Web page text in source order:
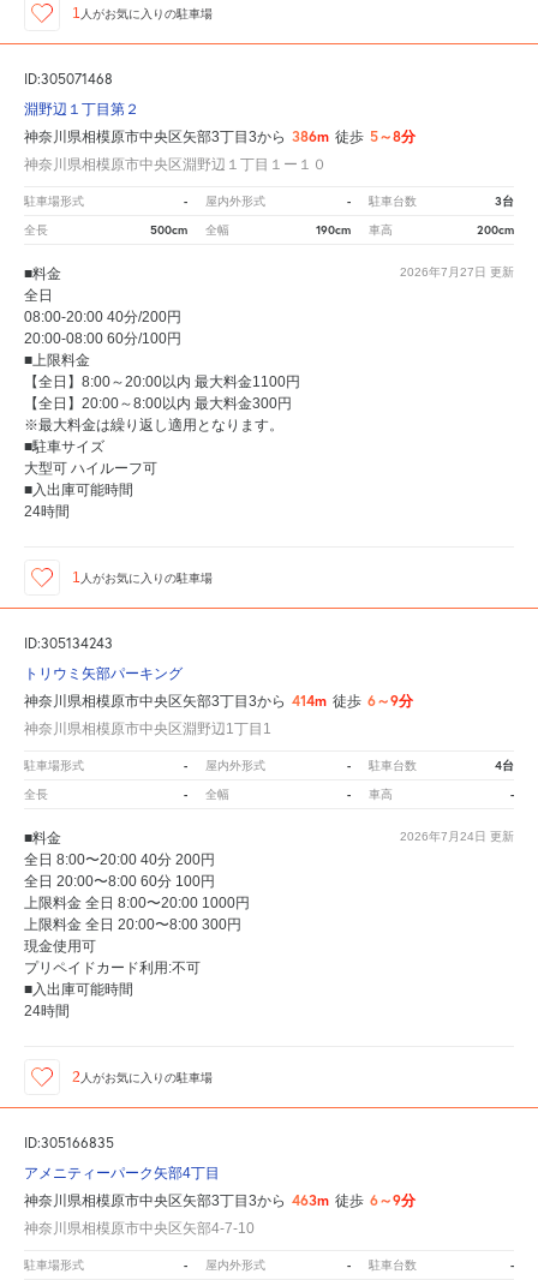
1 人がお気に入りの駐車場
ID:305071468
淵野辺１丁目第２
神奈川県相模原市中央区矢部3丁目3から 386m 徒歩 5～8分
神奈川県相模原市中央区淵野辺１丁目１ー１０
駐車場形式 - 屋内外形式 - 駐車台数 3台
全長 500cm 全幅 190cm 車高 200cm
2026年7月27日 更新
■料金
全日
08:00-20:00 40分/200円
20:00-08:00 60分/100円
■上限料金
【全日】8:00～20:00以内 最大料金1100円
【全日】20:00～8:00以内 最大料金300円
※最大料金は繰り返し適用となります。
■駐車サイズ
大型可 ハイルーフ可
■入出庫可能時間
24時間
1 人がお気に入りの駐車場
ID:305134243
トリウミ矢部パーキング
神奈川県相模原市中央区矢部3丁目3から 414m 徒歩 6～9分
神奈川県相模原市中央区淵野辺1丁目1
駐車場形式 - 屋内外形式 - 駐車台数 4台
全長 - 全幅 - 車高 -
2026年7月24日 更新
■料金
全日 8:00〜20:00 40分 200円
全日 20:00〜8:00 60分 100円
上限料金 全日 8:00〜20:00 1000円
上限料金 全日 20:00〜8:00 300円
現金使用可
プリペイドカード利用:不可
■入出庫可能時間
24時間
2 人がお気に入りの駐車場
ID:305166835
アメニティーパーク矢部4丁目
神奈川県相模原市中央区矢部3丁目3から 463m 徒歩 6～9分
神奈川県相模原市中央区矢部4-7-10
駐車場形式 - 屋内外形式 - 駐車台数 -